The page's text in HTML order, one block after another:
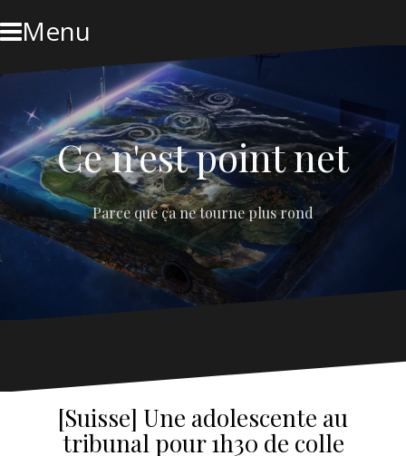
to
contentMenu
Ce n'est point net
Parce que ça ne tourne plus rond
[Suisse] Une adolescente au
tribunal pour 1h30 de colle